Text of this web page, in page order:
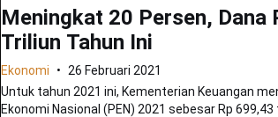
Meningkat 20 Persen, Dana
Triliun Tahun Ini
Ekonomi
26 Februari 2021
Untuk tahun 2021 ini, Kementerian Keuangan
Ekonomi Nasional (PEN) 2021 sebesar Rp